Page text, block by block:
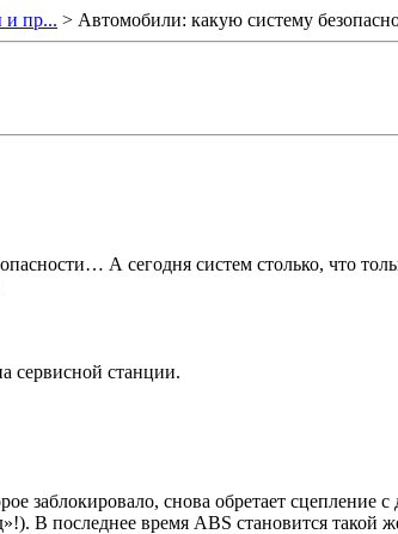
пр... > Автомобили: какую систему
А сегодня систем столько, что
сервисной станции.
заблокировало, снова обретает сцепление
В последнее время ABS становится такой